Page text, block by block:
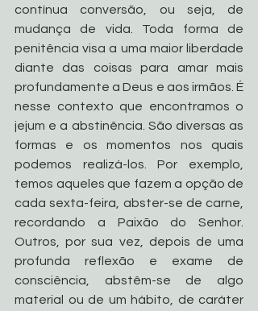
contínua conversão, ou seja, de
mudança de vida. Toda forma de
penitência visa a uma maior liberdade
diante das coisas para amar mais
profundamente a Deus e aos irmãos. É
nesse contexto que encontramos o
jejum e a abstinência. São diversas as
formas e os momentos nos quais
podemos realizá-los. Por exemplo,
temos aqueles que fazem a opção de
cada sexta-feira, abster-se de carne,
recordando a Paixão do Senhor.
Outros, por sua vez, depois de uma
profunda reflexão e exame de
consciência, abstêm-se de algo
material ou de um hábito, de caráter